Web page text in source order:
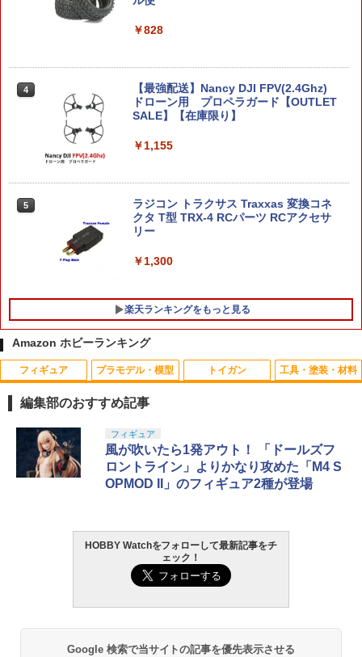
デル)
￥3,016
4
Blokees ロックマン Champion Class
ゼロ（ロックマンゼロ）【75711】 プラ
モデル
￥3,366
5
犬 置物 シリコン カーオーナメント 車内
アクセサリー インテリア ダッシュボー
ド かわいい フィギュア 雑貨 グッズ 洗え
新車祝い プレゼント ギフト 誕生日 犬好
￥3,750
カプセルトイ
【ポイント5倍 8/11 1:59まで】すみっコ
t 8個入BOX 全8種類 全部揃います リー
フィギュア サンエックス San-x
￥5,594
カプセルトイ】
￥1,880
CG17M1911Hi-CAPA［全国一律300円
￥1,045
マー樹脂製】GUARDER ビーバーテール
リップ感アップ！
￥1,180
M600対応 BK ブラック
￥1,200
￥828
4
【最強配送】Nancy DJI FPV(2.4Ghz)
ドローン用 プロペラガード【OUTLET
SALE】【在庫限り】
￥1,155
5
ラジコン トラクサス Traxxas 変換コネ
クタ T型 TRX-4 RCパーツ RCアクセサ
リー
￥1,300
楽天ランキングをもっと見る
Amazon ホビーランキング
フィギュア
TAMASHII NATIONS S.H.フィギュアー
ツ（真骨彫製法） 仮面ライダーBLACK
RX 約150mm PVC&ABS&布製 塗装済み
可動フィギュア
タカラトミー(TAKARA TOMY) T-SPAR
K トランスフォーマー ニューレジェンズ
プラモデル・模型
BANDAI SPIRITS(バンダイ スピリッツ)
30MS SIS-J00 メルンジャ[カラーA] 色
分け済みプラモデル
￥4,200
BANDAI SPIRITS(バンダイ スピリッツ)
機動警察パトレイバー EZY RG 1/48 AV-
98Plus (イングラム・プラス) 色分け済
トイガン
東京マルイ(TOKYO MARUI) No.25 コル
ト ガバメント HG 18歳以上エアーHOP
ハンドガン
￥3,384
東京マルイ (TOKYO MARUI) ガスブロー
バックマシンガン No.14 20式 5.56mm
小銃 18歳以上 ガスブローバック
￥197,900
工具・塗装・材料
LOCTITE(ロックタイト) シールはがし
プレミアム 220ml
￥962
GSIクレオス Mr.トップコート 水性プレ
ミアムトップコートスプレー 光沢 88ml
ホビー用仕上材 B601
￥748
編集部のおすすめ記事
フィギュア
風が吹いたら1発アウト！ 「ドールズフ
ロントライン」よりかなり攻めた「M4 S
OPMOD II」のフィギュア2種が登場
HOBBY Watchをフォローして最新記事をチ
ェック！
Google 検索で当サイトの記事を優先表示させる